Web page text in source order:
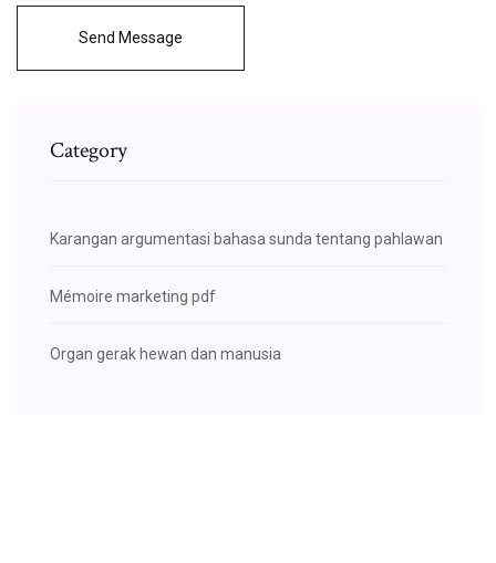
Send Message
Category
Karangan argumentasi bahasa sunda tentang pahlawan
Mémoire marketing pdf
Organ gerak hewan dan manusia